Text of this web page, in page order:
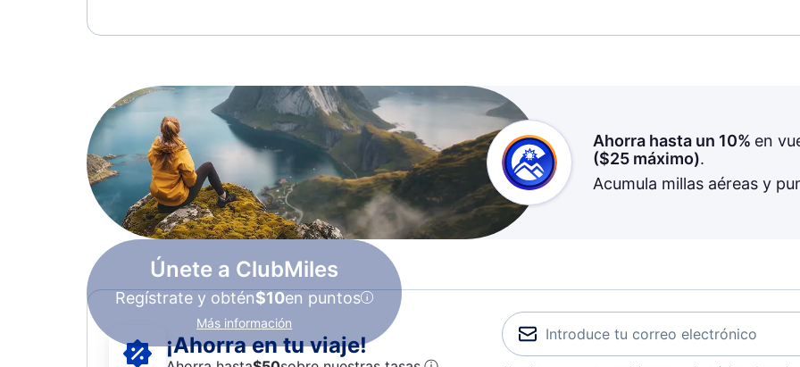
Únete a ClubMiles
Regístrate y obtén$10en puntos
Más información
Ahorra hasta un 10% en
($25máximo).
Acumula millas aéreas y
¡Ahorra en tu viaje!